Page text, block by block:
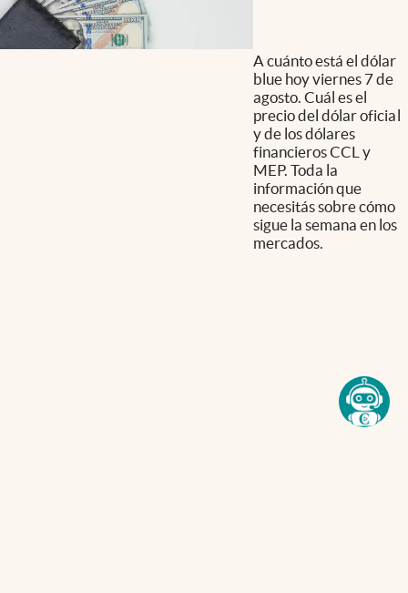
A cuánto está el dólar
blue hoy viernes 7 de
agosto. Cuál es el
precio del dólar oficial
y de los dólares
financieros CCL y
MEP. Toda la
información que
necesitás sobre cómo
sigue la semana en los
mercados.